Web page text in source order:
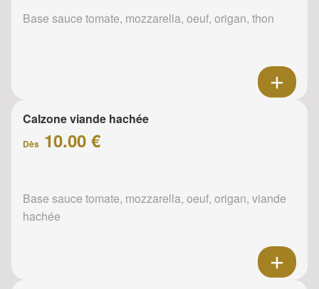
Base sauce tomate, mozzarella, oeuf, origan, thon
Calzone viande hachée
Dès 10.00 €
Base sauce tomate, mozzarella, oeuf, origan, viande
hachée